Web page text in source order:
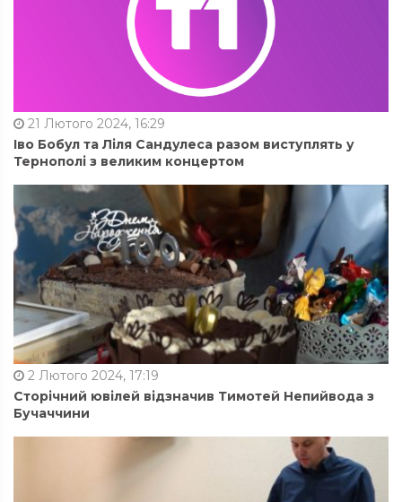
21 Лютого 2024, 16:29
Іво Бобул та Ліля Сандулеса разом виступлять у
Тернополі з великим концертом
2 Лютого 2024, 17:19
Сторічний ювілей відзначив Тимотей Непийвода з
Бучаччини